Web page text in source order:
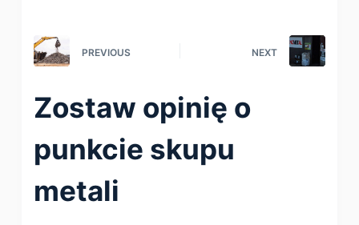
PREVIOUS NEXT
Zostaw opinię o
punkcie skupu
metali